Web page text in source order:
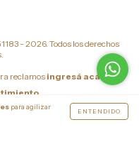
para agilizar
ENTENDIDO
- 2026. Todos los derechos
reclamosingresá acá.